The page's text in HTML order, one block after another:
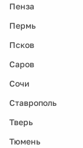
Пенза
Пермь
Псков
Саров
Сочи
Ставрополь
Тверь
Тюмень